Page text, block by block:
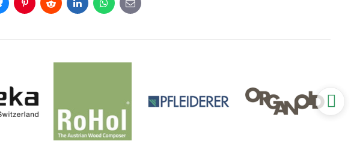
PinterestRedditLinkedInWhatsApp
E-
mail